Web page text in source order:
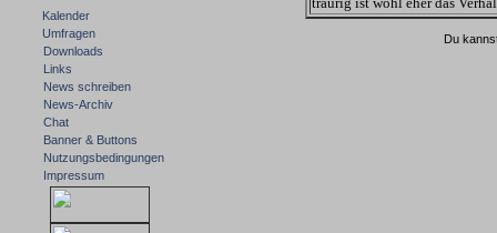
Kalender
Umfragen
Downloads
Links
News schreiben
News-Archiv
Chat
Banner & Buttons
Nutzungsbedingungen
Impressum
Du